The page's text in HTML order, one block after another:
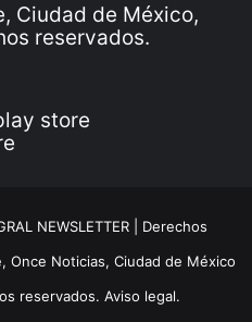
Ciudad de México,
reservados.
NEWSLETTER | Derechos
Once Noticias, Ciudad de México
reservados. Aviso legal.